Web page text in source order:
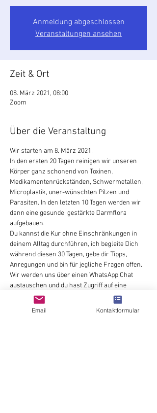
Anmeldung abgeschlossen
Veranstaltungen ansehen
Zeit & Ort
08. März 2021, 08:00
Zoom
Über die Veranstaltung
Wir starten am 8. März 2021.
In den ersten 20 Tagen reinigen wir unseren
Körper ganz schonend von Toxinen,
Medikamentenrückständen, Schwermetallen,
Microplastik, uner-wünschten Pilzen und
Parasiten. In den letzten 10 Tagen werden wir
dann eine gesunde, gestärkte Darmflora
aufgebauen.
Du kannst die Kur ohne Einschränkungen in
deinem Alltag durchführen, ich begleite Dich
während diesen 30 Tagen, gebe dir Tipps,
Anregungen und bin für jegliche Fragen offen.
Wir werden uns über einen WhatsApp Chat
austauschen und du hast Zugriff auf eine
umfangreiche Rezeptdatenbank mit optimalen
Rezepten für diese Kur.
Email Kontaktformular